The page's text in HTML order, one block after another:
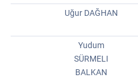
Uğur DAĞHAN
Yudum
SÜRMELI
BALKAN